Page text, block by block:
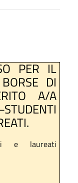
PER IL
DI
A/A
e laureati